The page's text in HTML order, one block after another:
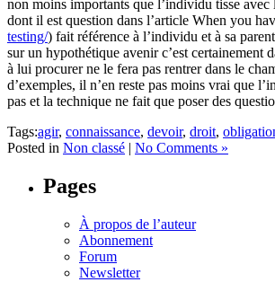
non moins importants que l’individu tisse
dont il est question dans l’article When you
testing/) fait référence à l’individu et à sa
sur un hypothétique avenir c’est certainement
à lui procurer ne le fera pas rentrer dans le
d’exemples, il n’en reste pas moins vrai que
pas et la technique ne fait que poser des
Tags:agir, connaissance, devoir, droit,
Posted in Non classé | No Comments »
Pages
À propos de l’auteur
Abonnement
Forum
Newsletter